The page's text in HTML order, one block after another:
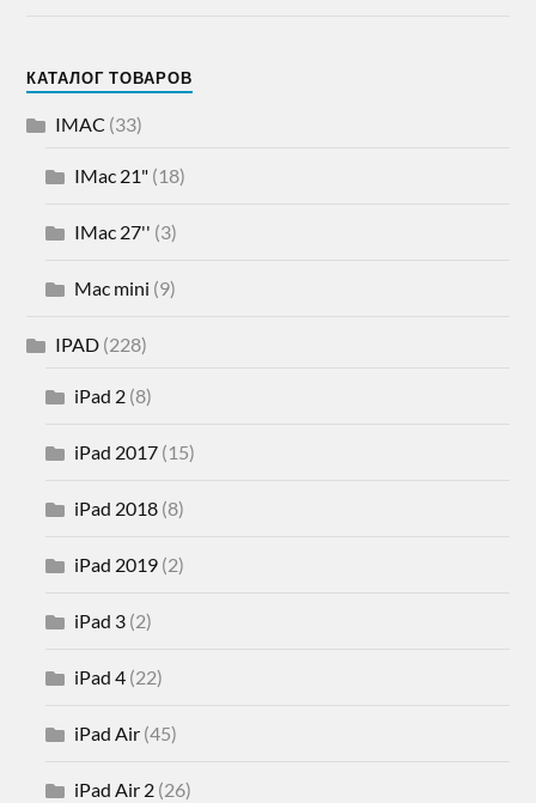
КАТАЛОГ ТОВАРОВ
IMAC (33)
IMac 21" (18)
IMac 27'' (3)
Mac mini (9)
IPAD (228)
iPad 2 (8)
iPad 2017 (15)
iPad 2018 (8)
iPad 2019 (2)
iPad 3 (2)
iPad 4 (22)
iPad Air (45)
iPad Air 2 (26)